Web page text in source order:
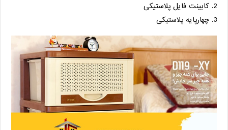
کابینت فایل پلاستیکی
چهارپایه پلاستیکی